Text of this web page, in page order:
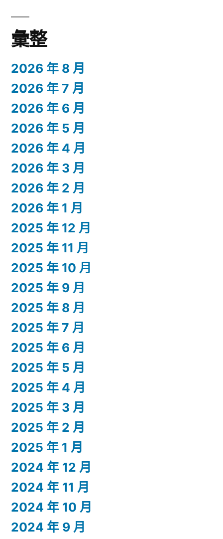
彙整
2026 年 8 月
2026 年 7 月
2026 年 6 月
2026 年 5 月
2026 年 4 月
2026 年 3 月
2026 年 2 月
2026 年 1 月
2025 年 12 月
2025 年 11 月
2025 年 10 月
2025 年 9 月
2025 年 8 月
2025 年 7 月
2025 年 6 月
2025 年 5 月
2025 年 4 月
2025 年 3 月
2025 年 2 月
2025 年 1 月
2024 年 12 月
2024 年 11 月
2024 年 10 月
2024 年 9 月